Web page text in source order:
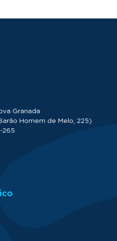
Granada
Homem de Melo, 225)
265